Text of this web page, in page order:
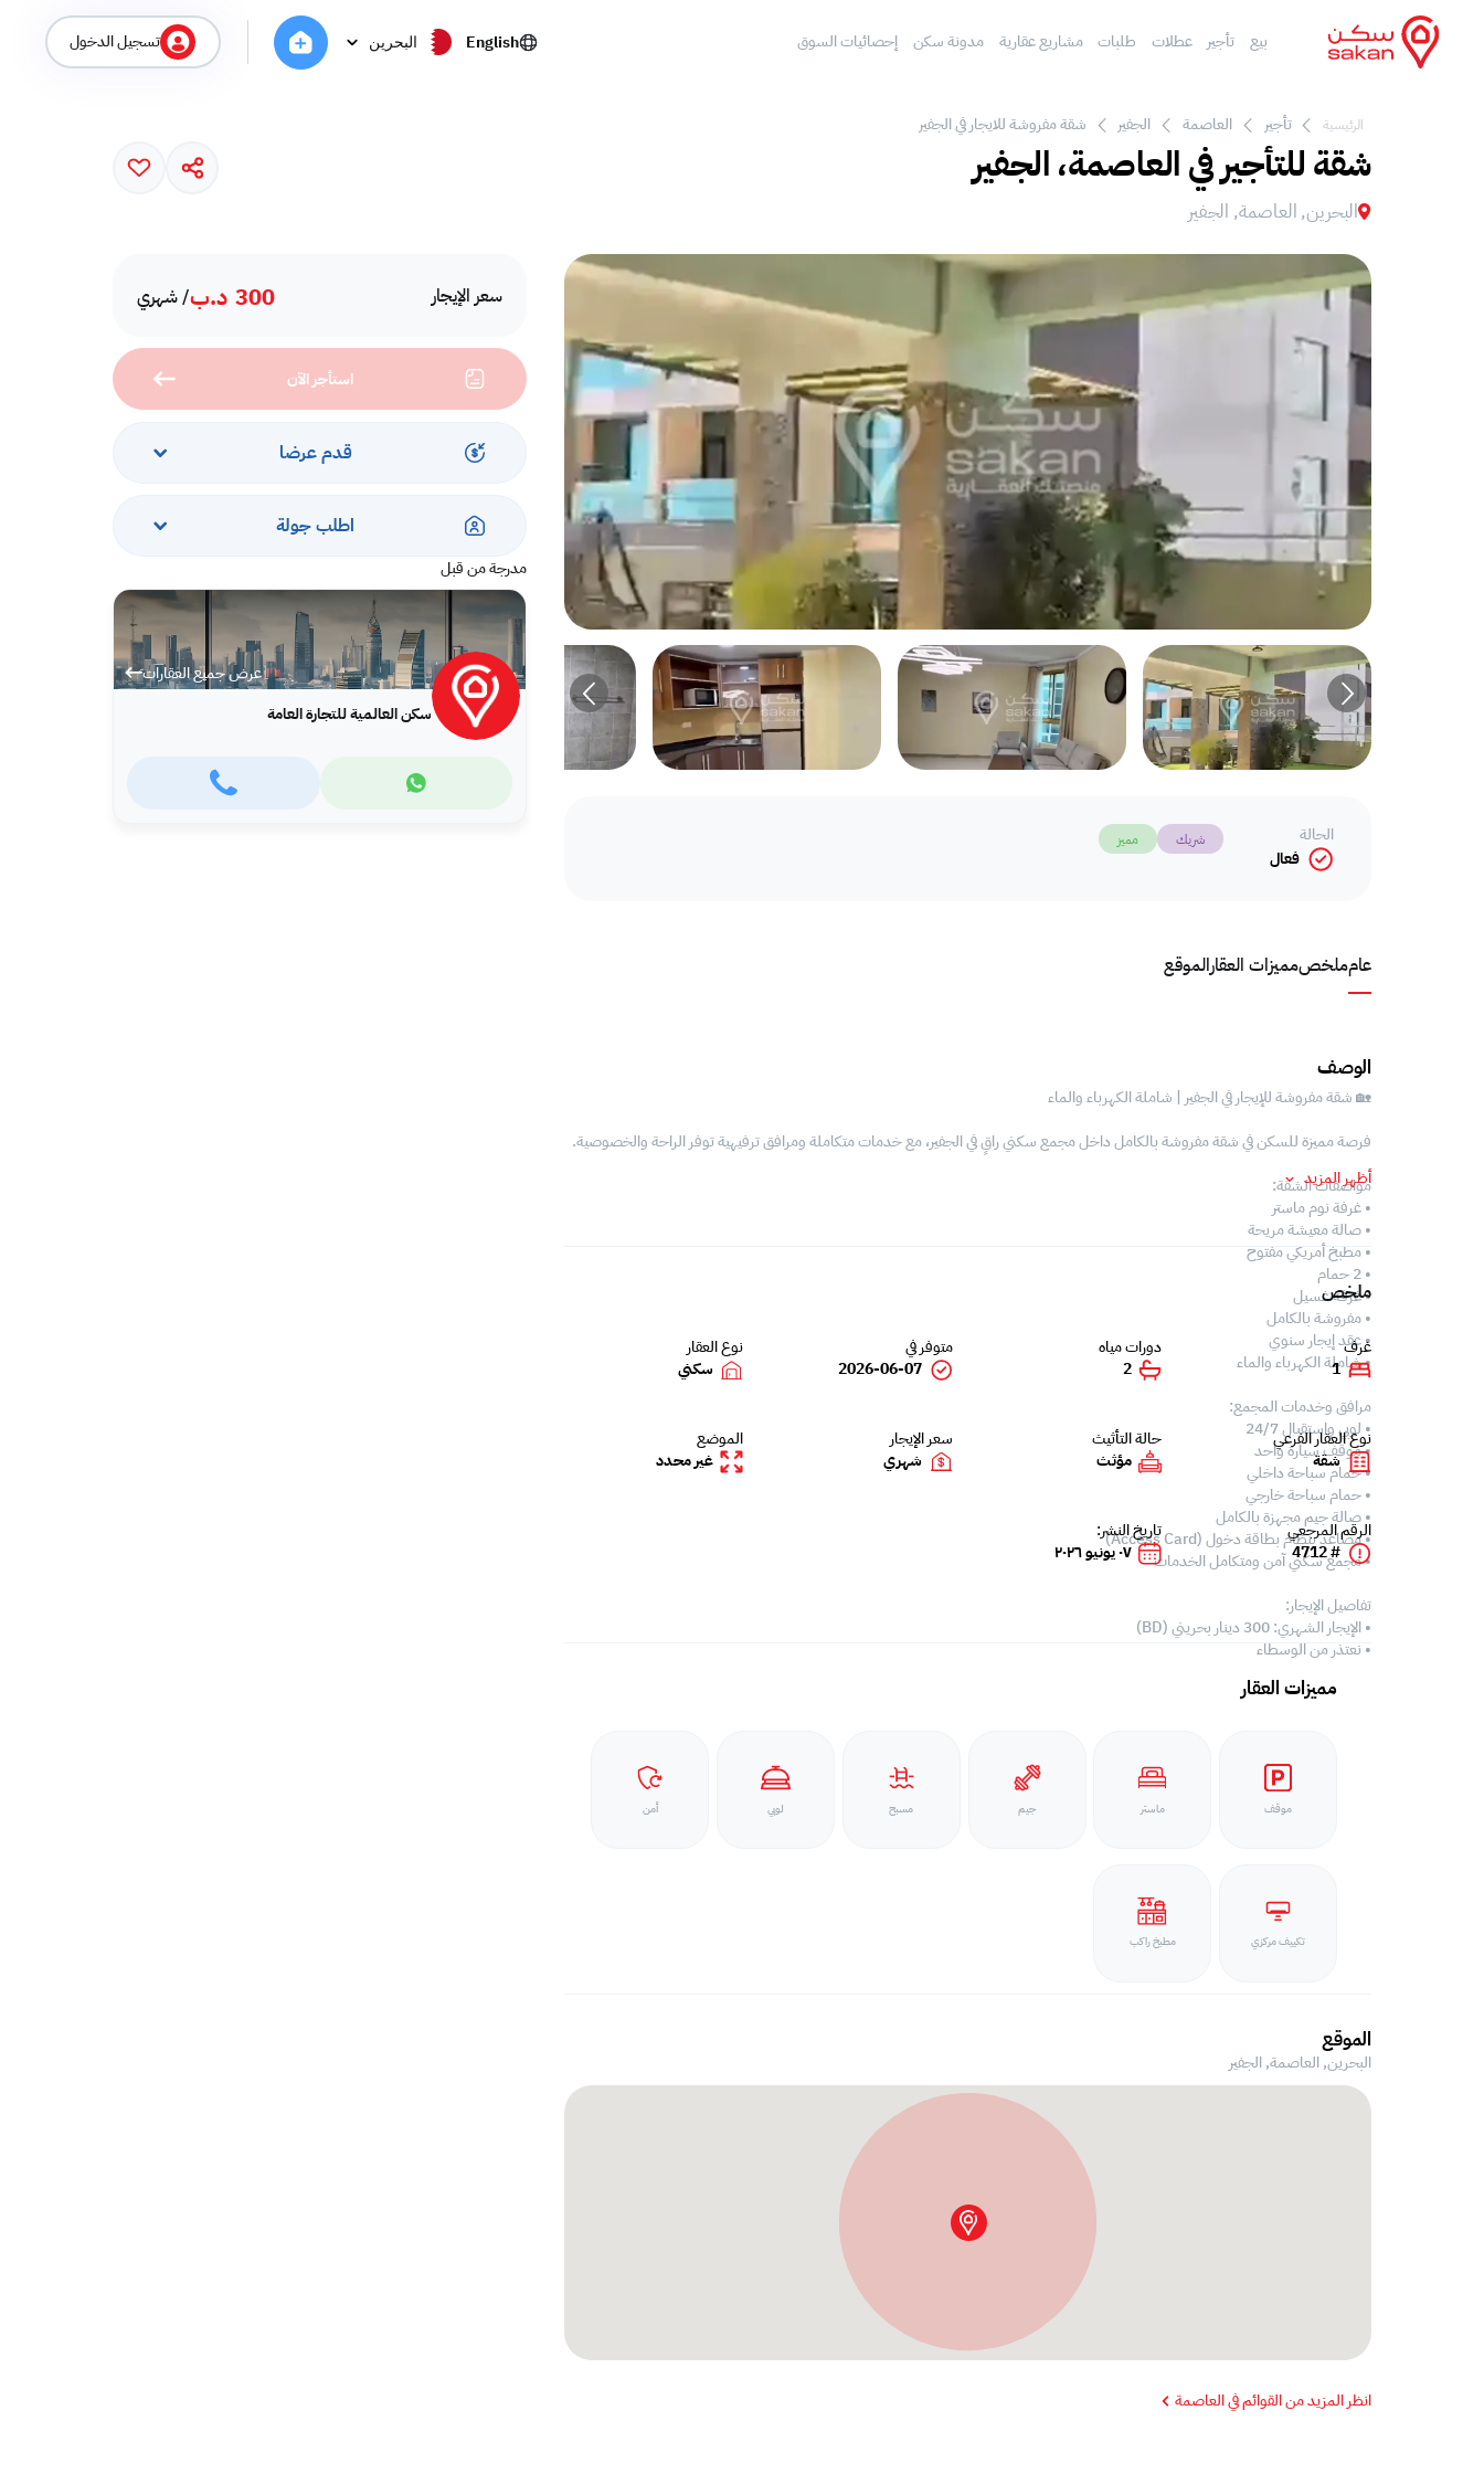
بيع تأجير عطلات طلبات مشاريع عقارية مدونة سكن إحصائيات السوق English البحرين تسجيل الدخول
الرئيسية تأجير العاصمة الجفير شقة مفروشة للايجار في الجفير
شقة للتأجير في العاصمة، الجفير
البحرين, العاصمة, الجفير
سعر الإيجار 300 د.ب/ شهري
استأجر الآن
قدم عرضا
اطلب جولة
مدرجة من قبل
عرض جميع العقارات
سكن العالمية للتجارة العامة
عامملخصمميزات العقارالموقع
الحالة
فعال
شريك مميز
الوصف
🏡 شقة مفروشة للإيجار في الجفير | شاملة الكهرباء والماء
فرصة مميزة للسكن في شقة مفروشة بالكامل داخل مجمع سكني راقٍ في الجفير، مع خدمات متكاملة ومرافق ترفيهية توفر الراحة والخصوصية.
مواصفات الشقة:
• غرفة نوم ماستر
• صالة معيشة مريحة
• مطبخ أمريكي مفتوح
• 2 حمام
• غرفة غسيل
• مفروشة بالكامل
• عقد إيجار سنوي
• شاملة الكهرباء والماء
مرافق وخدمات المجمع:
• لوبي واستقبال 24/7
• موقف سيارة واحد
• حمام سباحة داخلي
• حمام سباحة خارجي
• صالة جيم مجهزة بالكامل
• مصاعد بنظام بطاقة دخول (Access Card)
• مجمع سكني آمن ومتكامل الخدمات
تفاصيل الإيجار:
• الإيجار الشهري: 300 دينار بحريني (BD)
• نعتذر من الوسطاء
أظهر المزيد
ملخص
غرف
1
دورات مياه
2
متوفر في
2026-06-07
نوع العقار
سكني
نوع العقار الفرعي
شقة
حالة التأثيث
مؤثث
سعر الإيجار
شهري
الموضع
غير محدد
الرقم المرجعي
# 4712
تاريخ النشر:
٠٧ يونيو ٢٠٢٦
مميزات العقار
موقف ماستر جيم مسبح لوبي أمن
تكييف مركزي مطبخ راكب
الموقع
البحرين, العاصمة,الجفير
انظر المزيد من القوائم في العاصمة